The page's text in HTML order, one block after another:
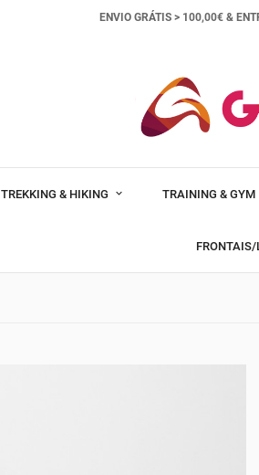
ENVIO GRÁTIS > 100,00€ &
TREKKING & HIKING TRAINING & GYM